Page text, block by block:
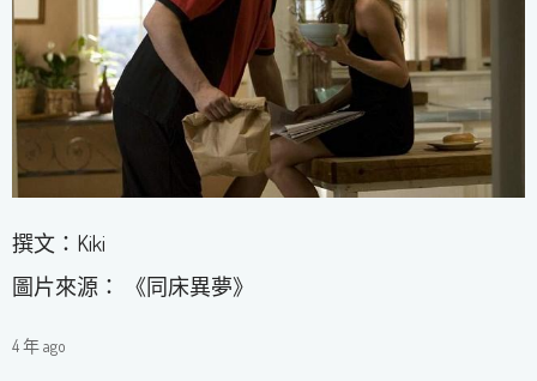
撰文：Kiki
圖片來源： 《同床異夢》
4 年 ago